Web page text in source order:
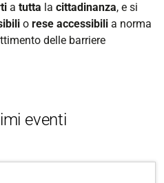
a tutta la cittadinanza, e si
o rese accessibili a norma
delle barriere
eventi